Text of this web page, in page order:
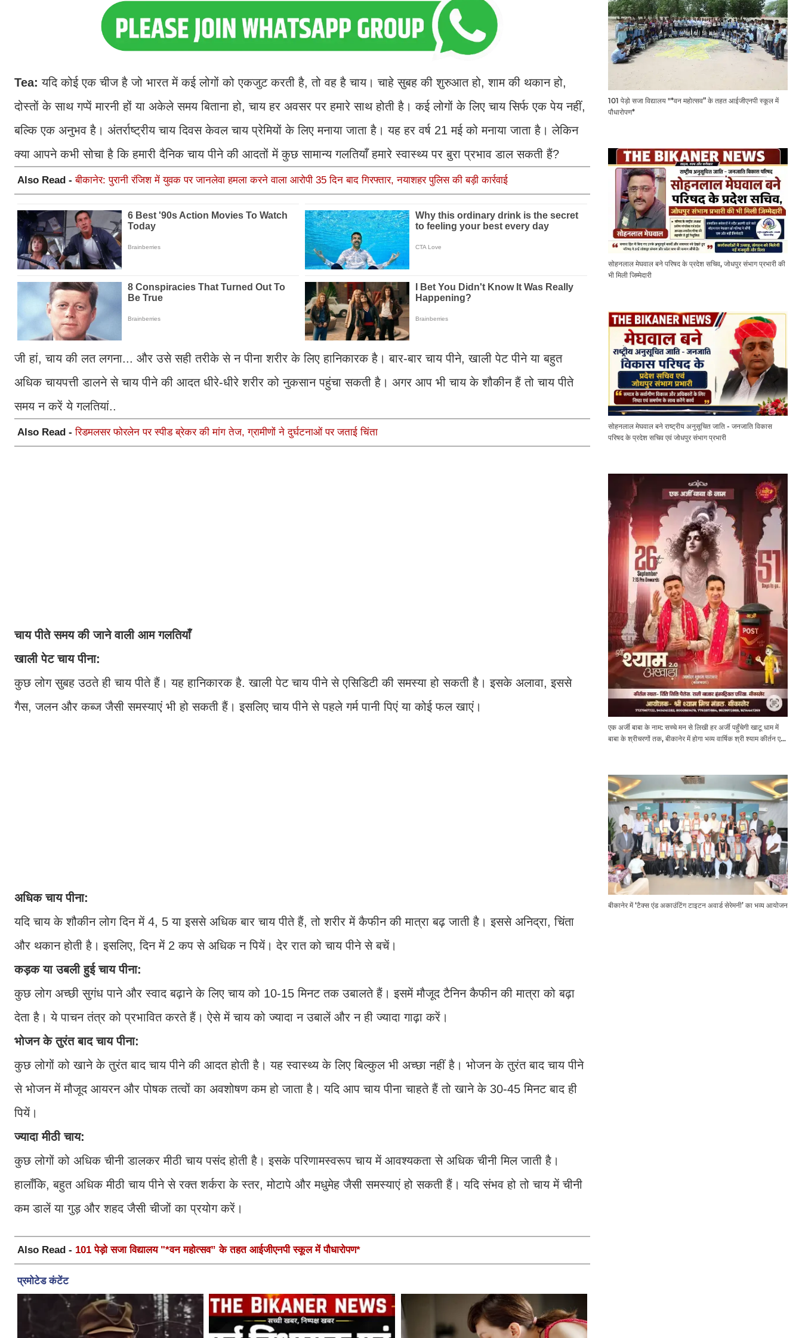
Tea:यदि कोई एक चीज है जो भारत में कई लोगों को एकजुट करती है, तो वह है चाय। चाहे सुबह की शुरुआत हो, शाम की थकान हो,
दोस्तों के साथ गप्पें मारनी हों या अकेले समय बिताना हो, चाय हर अवसर पर हमारे साथ होती है। कई लोगों के लिए चाय सिर्फ एक पेय नहीं,
बल्कि एक अनुभव है। अंतर्राष्ट्रीय चाय दिवस केवल चाय प्रेमियों के लिए मनाया जाता है। यह हर वर्ष 21 मई को मनाया जाता है। लेकिन
क्या आपने कभी सोचा है कि हमारी दैनिक चाय पीने की आदतों में कुछ सामान्य गलतियाँ हमारे स्वास्थ्य पर बुरा प्रभाव डाल सकती हैं?
Also Read -बीकानेर: पुरानी रंजिश में युवक पर जानलेवा हमला करने वाला आरोपी 35 दिन बाद गिरफ्तार, नयाशहर पुलिस की बड़ी कार्रवाई
जी हां, चाय की लत लगना... और उसे सही तरीके से न पीना शरीर के लिए हानिकारक है। बार-बार चाय पीने, खाली पेट पीने या बहुत
अधिक चायपत्ती डालने से चाय पीने की आदत धीरे-धीरे शरीर को नुकसान पहुंचा सकती है। अगर आप भी चाय के शौकीन हैं तो चाय पीते
समय न करें ये गलतियां..
Also Read -रिडमलसर फोरलेन पर स्पीड ब्रेकर की मांग तेज, ग्रामीणों ने दुर्घटनाओं पर जताई चिंता
चाय पीते समय की जाने वाली आम गलतियाँ
खाली पेट चाय पीना:
कुछ लोग सुबह उठते ही चाय पीते हैं। यह हानिकारक है. खाली पेट चाय पीने से एसिडिटी की समस्या हो सकती है। इसके अलावा, इससे
गैस, जलन और कब्ज जैसी समस्याएं भी हो सकती हैं। इसलिए चाय पीने से पहले गर्म पानी पिएं या कोई फल खाएं।
अधिक चाय पीना:
यदि चाय के शौकीन लोग दिन में 4, 5 या इससे अधिक बार चाय पीते हैं, तो शरीर में कैफीन की मात्रा बढ़ जाती है। इससे अनिद्रा, चिंता
और थकान होती है। इसलिए, दिन में 2 कप से अधिक न पियें। देर रात को चाय पीने से बचें।
कड़क या उबली हुई चाय पीना:
कुछ लोग अच्छी सुगंध पाने और स्वाद बढ़ाने के लिए चाय को 10-15 मिनट तक उबालते हैं। इसमें मौजूद टैनिन कैफीन की मात्रा को बढ़ा
देता है। ये पाचन तंत्र को प्रभावित करते हैं। ऐसे में चाय को ज्यादा न उबालें और न ही ज्यादा गाढ़ा करें।
भोजन के तुरंत बाद चाय पीना:
कुछ लोगों को खाने के तुरंत बाद चाय पीने की आदत होती है। यह स्वास्थ्य के लिए बिल्कुल भी अच्छा नहीं है। भोजन के तुरंत बाद चाय पीने
से भोजन में मौजूद आयरन और पोषक तत्वों का अवशोषण कम हो जाता है। यदि आप चाय पीना चाहते हैं तो खाने के 30-45 मिनट बाद ही
पियें।
ज्यादा मीठी चाय:
कुछ लोगों को अधिक चीनी डालकर मीठी चाय पसंद होती है। इसके परिणामस्वरूप चाय में आवश्यकता से अधिक चीनी मिल जाती है।
हालाँकि, बहुत अधिक मीठी चाय पीने से रक्त शर्करा के स्तर, मोटापे और मधुमेह जैसी समस्याएं हो सकती हैं। यदि संभव हो तो चाय में चीनी
कम डालें या गुड़ और शहद जैसी चीजों का प्रयोग करें।
Also Read - 101 पेड़ो सजा विद्यालय "*वन महोत्सव” के तहत आईजीएनपी स्कूल में पौधारोपण*
101 पेड़ो सजा विद्यालय "*वन महोत्सव” के तहत आईजीएनपी स्कूल में
पौधारोपण*
सोहनलाल मेघवाल बने परिषद के प्रदेश सचिव, जोधपुर संभाग प्रभारी की
भी मिली जिम्मेदारी
सोहनलाल मेघवाल बने राष्ट्रीय अनुसूचित जाति - जनजाति विकास
परिषद के प्रदेश सचिव एवं जोधपुर संभाग प्रभारी
एक अर्जी बाबा के नाम: सच्चे मन से लिखी हर अर्जी पहुँचेगी खाटू धाम में
बाबा के श्रीचरणों तक, बीकानेर में होगा भव्य वार्षिक श्री श्याम कीर्तन एवं
बीकानेर में ‘टैक्स एंड अकाउंटिंग टाइटन अवार्ड सेरेमनी’ का भव्य आयोजन